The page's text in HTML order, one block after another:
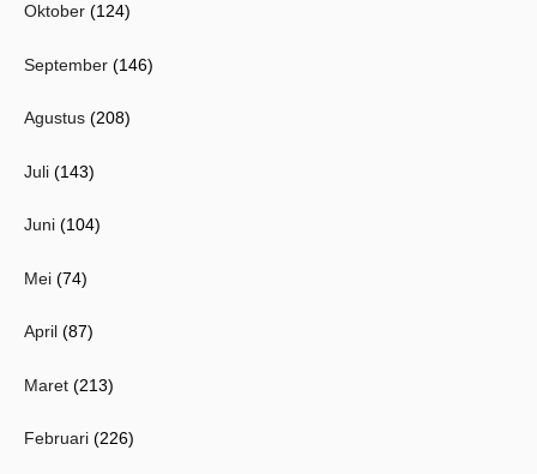
Oktober (124)
September (146)
Agustus (208)
Juli (143)
Juni (104)
Mei (74)
April (87)
Maret (213)
Februari (226)